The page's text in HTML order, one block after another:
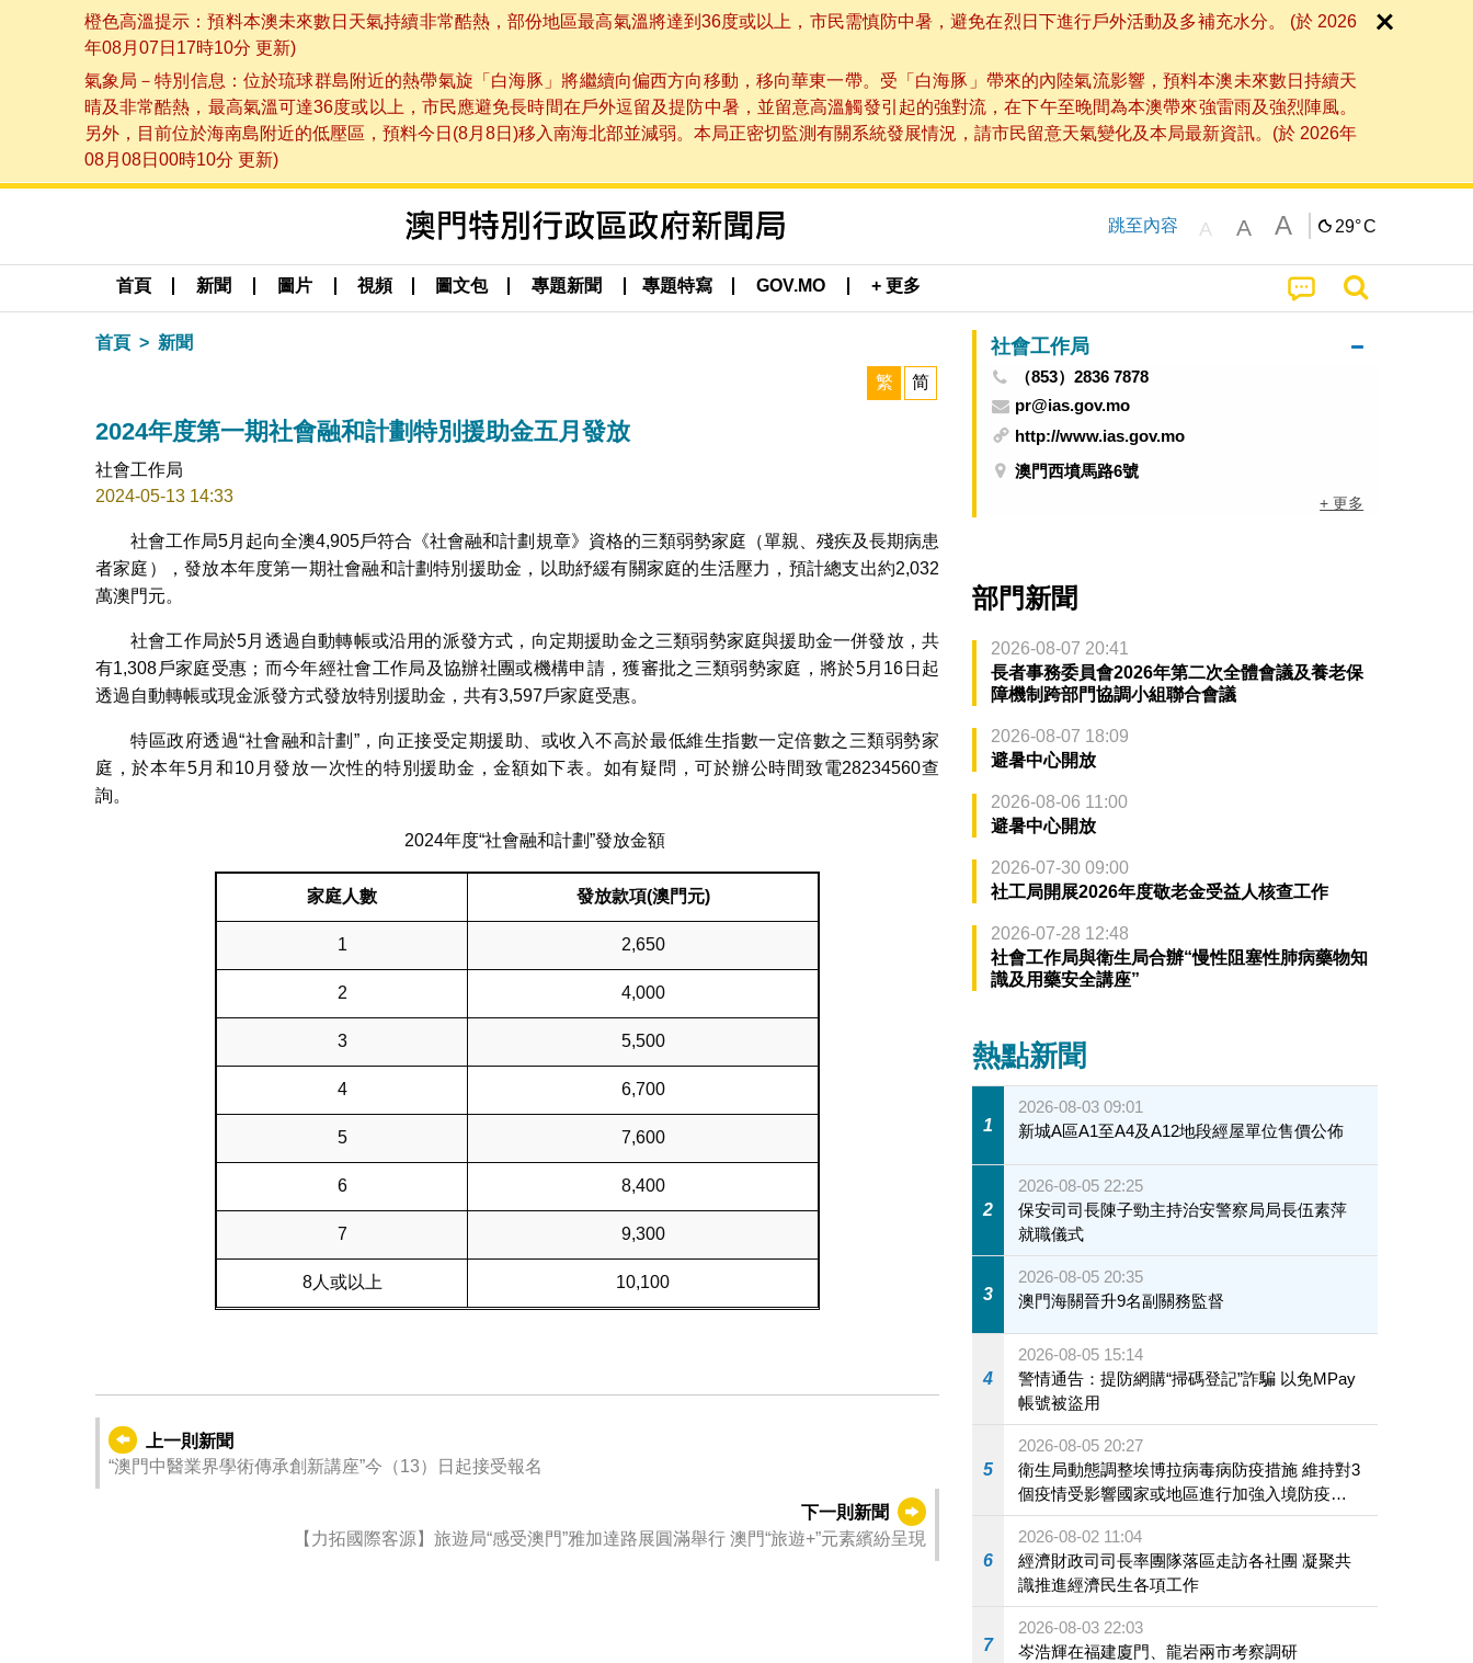
橙色高溫提示：預料本澳未來數日天氣持續非常酷熱，部份地區最高氣溫將達到36度或以上，市民需慎防中暑，避免在烈日下進行戶外活動及多補充水分。 (於 2026
年08月07日17時10分 更新)
氣象局－特別信息：位於琉球群島附近的熱帶氣旋「白海豚」將繼續向偏西方向移動，移向華東一帶。受「白海豚」帶來的內陸氣流影響，預料本澳未來數日持續天
晴及非常酷熱，最高氣溫可達36度或以上，市民應避免長時間在戶外逗留及提防中暑，並留意高溫觸發引起的強對流，在下午至晚間為本澳帶來強雷雨及強烈陣風。
另外，目前位於海南島附近的低壓區，預料今日(8月8日)移入南海北部並減弱。本局正密切監測有關系統發展情況，請市民留意天氣變化及本局最新資訊。(於 2026年
08月08日00時10分 更新)
跳至內容 A A A 29°C
首頁 新聞 圖片 視頻 圖文包 專題新聞 專題特寫 GOV.MO + 更多
首頁 新聞
繁 简
2024年度第一期社會融和計劃特別援助金五月發放
社會工作局
2024-05-13 14:33
社會工作局5月起向全澳4,905戶符合《社會融和計劃規章》資格的三類弱勢家庭（單親、殘疾及長期病患
者家庭），發放本年度第一期社會融和計劃特別援助金，以助紓緩有關家庭的生活壓力，預計總支出約2,032
萬澳門元。
社會工作局於5月透過自動轉帳或沿用的派發方式，向定期援助金之三類弱勢家庭與援助金一併發放，共
有1,308戶家庭受惠；而今年經社會工作局及協辦社團或機構申請，獲審批之三類弱勢家庭，將於5月16日起
透過自動轉帳或現金派發方式發放特別援助金，共有3,597戶家庭受惠。
特區政府透過“社會融和計劃”，向正接受定期援助、或收入不高於最低維生指數一定倍數之三類弱勢家
庭，於本年5月和10月發放一次性的特別援助金，金額如下表。如有疑問，可於辦公時間致電28234560查
詢。
2024年度“社會融和計劃”發放金額
家庭人數 發放款項(澳門元)
1 2,650
2 4,000
3 5,500
4 6,700
5 7,600
6 8,400
7 9,300
8人或以上 10,100
上一則新聞
“澳門中醫業界學術傳承創新講座”今（13）日起接受報名
下一則新聞
【力拓國際客源】旅遊局“感受澳門”雅加達路展圓滿舉行 澳門“旅遊+”元素繽紛呈現
社會工作局
（853）2836 7878
pr@ias.gov.mo
http://www.ias.gov.mo
澳門西墳馬路6號
+ 更多
部門新聞
2026-08-07 20:41
長者事務委員會2026年第二次全體會議及養老保
障機制跨部門協調小組聯合會議
2026-08-07 18:09
避暑中心開放
2026-08-06 11:00
避暑中心開放
2026-07-30 09:00
社工局開展2026年度敬老金受益人核查工作
2026-07-28 12:48
社會工作局與衛生局合辦“慢性阻塞性肺病藥物知
識及用藥安全講座”
熱點新聞
1
2026-08-03 09:01
新城A區A1至A4及A12地段經屋單位售價公佈
2
2026-08-05 22:25
保安司司長陳子勁主持治安警察局局長伍素萍
就職儀式
3
2026-08-05 20:35
澳門海關晉升9名副關務監督
4
2026-08-05 15:14
警情通告：提防網購“掃碼登記”詐騙 以免MPay
帳號被盜用
5
2026-08-05 20:27
衛生局動態調整埃博拉病毒病防疫措施 維持對3
個疫情受影響國家或地區進行加強入境防疫措
施
6
2026-08-02 11:04
經濟財政司司長率團隊落區走訪各社團 凝聚共
識推進經濟民生各項工作
7
2026-08-03 22:03
岑浩輝在福建廈門、龍岩兩市考察調研